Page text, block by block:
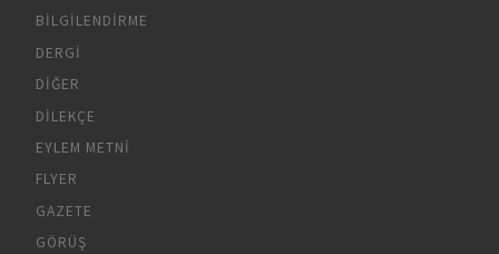
BILGILENDIRME
DERGI
DIĞER
DILEKÇE
EYLEM METNI
FLYER
GAZETE
GÖRÜŞ